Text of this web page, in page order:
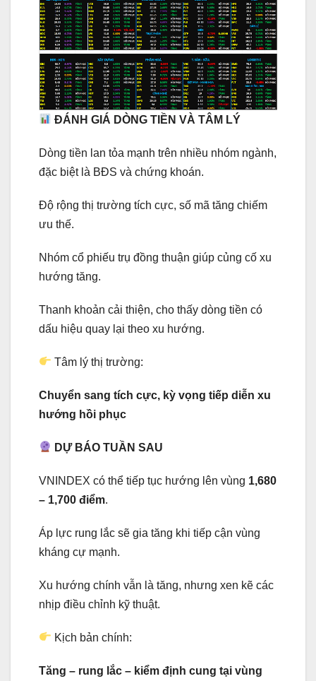
ĐÁNH GIÁ DÒNG TIỀN VÀ TÂM LÝ
Dòng tiền lan tỏa mạnh trên nhiều nhóm ngành,
đặc biệt là BĐS và chứng khoán.
Độ rộng thị trường tích cực, số mã tăng chiếm
ưu thế.
Nhóm cổ phiếu trụ đồng thuận giúp củng cố xu
hướng tăng.
Thanh khoản cải thiện, cho thấy dòng tiền có
dấu hiệu quay lại theo xu hướng.
Tâm lý thị trường:
Chuyển sang tích cực, kỳ vọng tiếp diễn xu
hướng hồi phục
DỰ BÁO TUẦN SAU
VNINDEX có thể tiếp tục hướng lên vùng 1,680
– 1,700 điểm.
Áp lực rung lắc sẽ gia tăng khi tiếp cận vùng
kháng cự mạnh.
Xu hướng chính vẫn là tăng, nhưng xen kẽ các
nhịp điều chỉnh kỹ thuật.
Kịch bản chính:
Tăng – rung lắc – kiểm định cung tại vùng